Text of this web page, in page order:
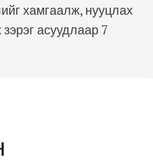
хамгаалж, нууцлах
асуудлаар 7